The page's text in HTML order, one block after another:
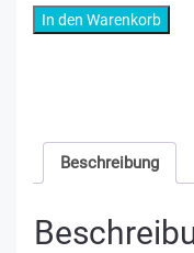
war:
Blocks
„Smiley
In den Warenkorb
Beschreibung